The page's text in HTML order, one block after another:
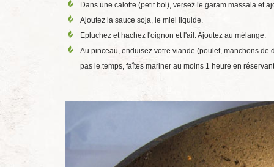
Dans une calotte (petit bol), versez le garam massala et
Ajoutez la sauce soja, le miel liquide.
Epluchez et hachez l'oignon et l'ail. Ajoutez au mélange.
Au pinceau, enduisez votre viande (poulet, manchons
pas le temps, faîtes mariner au moins 1 heure en